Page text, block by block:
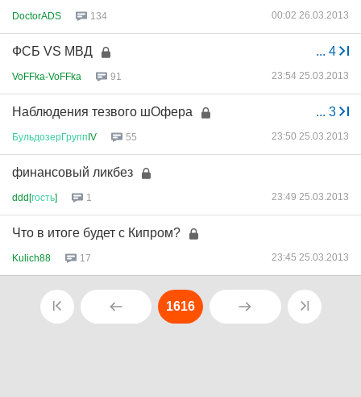
DoctorADS 134 00:02 26.03.2013
... 4
ФСБ VS МВД
VoFFka-VoFFka 91 23:54 25.03.2013
... 3
Наблюдения тезвого шОфера
БульдозерГруппIV 55 23:50 25.03.2013
финансовый ликбез
ddd[гость] 1 23:49 25.03.2013
Что в итоге будет с Кипром?
Kulich88 17 23:45 25.03.2013
1616